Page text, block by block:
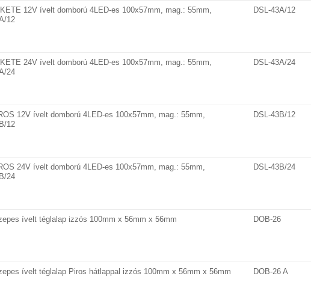
12V ívelt domború 4LED-es 100x57mm, mag.: 55mm,
12
DSL-43A/12
24V ívelt domború 4LED-es 100x57mm, mag.: 55mm,
24
DSL-43A/24
12V ívelt domború 4LED-es 100x57mm, mag.: 55mm,
12
DSL-43B/12
24V ívelt domború 4LED-es 100x57mm, mag.: 55mm,
24
DSL-43B/24
ívelt téglalap izzós 100mm x 56mm x 56mm DOB-26
ívelt téglalap Piros hátlappal izzós 100mm x 56mm x 56mm DOB-26 A